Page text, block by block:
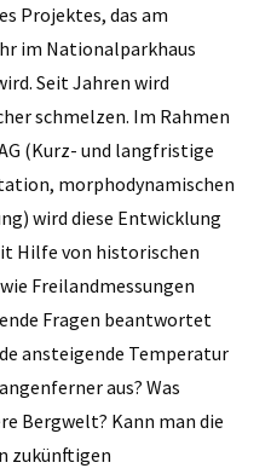
Projektes, das am
im Nationalparkhaus
Seit Jahren wird
schmelzen. Im Rahmen
(Kurz- und langfristige
morphodynamischen
wird diese Entwicklung
Hilfe von historischen
Freilandmessungen
Fragen beantwortet
ansteigende Temperatur
aus? Was
Bergwelt? Kann man die
zukünftigen